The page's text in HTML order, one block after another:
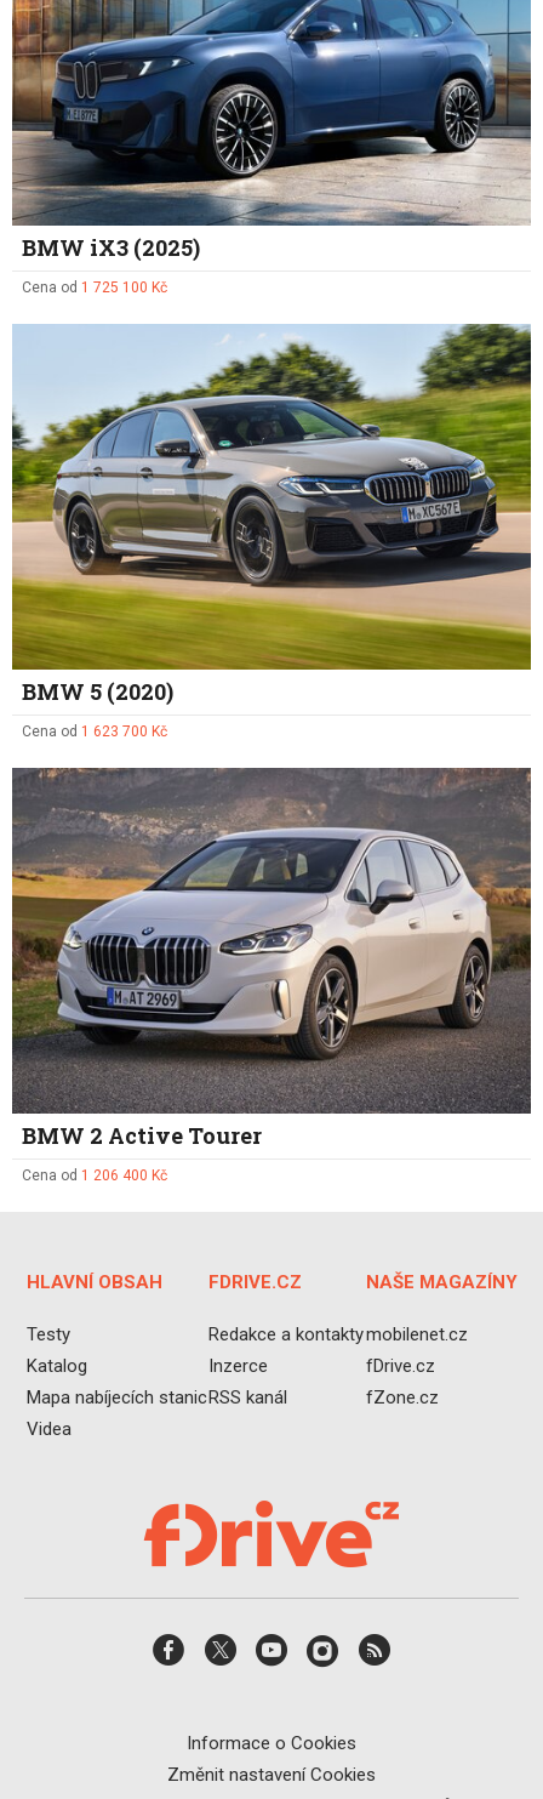
BMW iX3 (2025)
Cena od 1 725 100 Kč
BMW 5 (2020)
Cena od 1 623 700 Kč
BMW 2 Active Tourer
Cena od 1 206 400 Kč
HLAVNÍ OBSAH
Testy
Katalog
Mapa nabíjecích stanic
Videa
FDRIVE.CZ
Redakce a kontakty
Inzerce
RSS kanál
NAŠE MAGAZÍNY
mobilenet.cz
fDrive.cz
fZone.cz
Informace o Cookies
Změnit nastavení Cookies